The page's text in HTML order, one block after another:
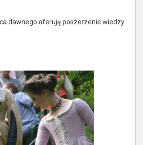
dawnego oferują poszerzenie wiedzy